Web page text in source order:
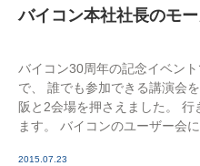
バイコン本社社長のモー
バイコン30周年の記念イベン
で、 誰でも参加できる講演会
阪と2会場を押さえました。
ます。 バイコンのユーザー会
2015.07.23